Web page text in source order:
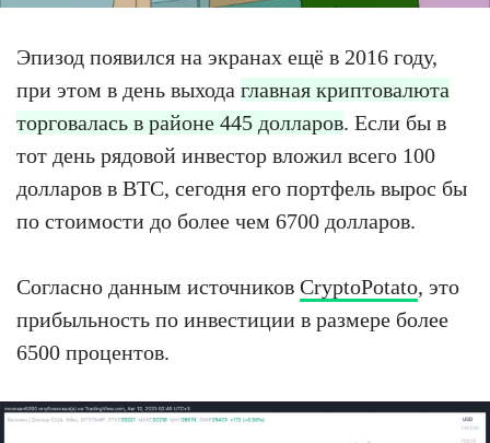
Эпизод появился на экранах ещё в 2016 году,
при этом в день выхода главная криптовалюта
торговалась в районе 445 долларов. Если бы в
тот день рядовой инвестор вложил всего 100
долларов в BTC, сегодня его портфель вырос бы
по стоимости до более чем 6700 долларов.
Согласно данным источников CryptoPotato, это
прибыльность по инвестиции в размере более
6500 процентов.